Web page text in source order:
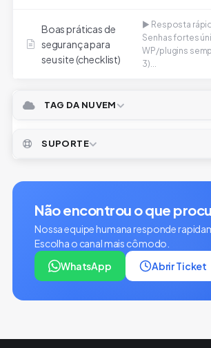
Boas práticas de
segurança para
seu site (checklist)
▶ Resposta
Senhas fortes
WP/plugins
3)...
TAG DA NUVEM
SUPORTE
Não encontrou o que
Nossa equipe humana responde
Escolha o canal mais cômodo.
WhatsApp
Abrir Ticket